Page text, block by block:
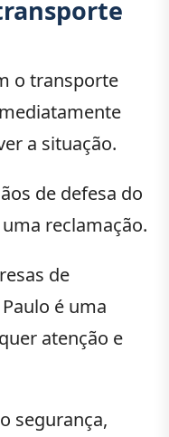
o transporte
a situação.
de defesa do
reclamação.
de
é uma
atenção e
segurança,